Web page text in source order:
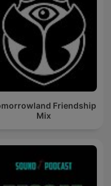
Friendship
Mix